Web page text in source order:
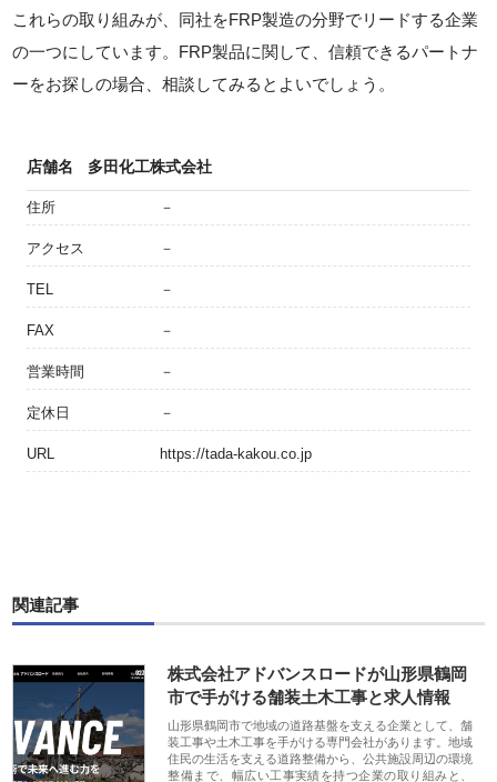
これらの取り組みが、同社をFRP製造の分野でリードする企業
の一つにしています。FRP製品に関して、信頼できるパートナ
ーをお探しの場合、相談してみるとよいでしょう。
店舗名 多田化工株式会社
住所 －
アクセス －
TEL －
FAX －
営業時間 －
定休日 －
URL https://tada-kakou.co.jp
関連記事
株式会社アドバンスロードが山形県鶴岡
市で手がける舗装土木工事と求人情報
山形県鶴岡市で地域の道路基盤を支える企業として、舗
装工事や土木工事を手がける専門会社があります。地域
住民の生活を支える道路整備から、公共施設周辺の環境
整備まで、幅広い工事実績を持つ企業の取り組みと、